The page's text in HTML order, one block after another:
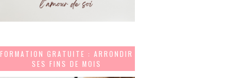
FORMATION GRATUITE : ARRONDIR
SES FINS DE MOIS